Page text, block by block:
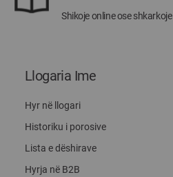
Shikoje online ose shkarkoje
Llogaria Ime
Hyr në llogari
Historiku i porosive
Lista e dëshirave
Hyrja në B2B